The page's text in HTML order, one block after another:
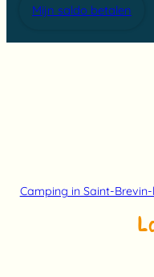
Mijn saldo betalen
Camping in Saint-Brevin-